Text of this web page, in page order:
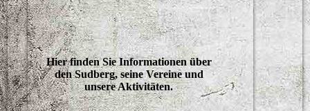
Hier finden Sie Informationen über
den Sudberg, seine Vereine und
unsere Aktivitäten.